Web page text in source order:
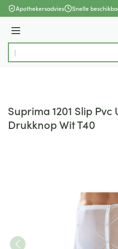
Ga naar de inhoud
Apothekersadvies Snelle
Menu
Product, merk, categorie...
Suprima 1201 Slip
Drukknop Wit T40